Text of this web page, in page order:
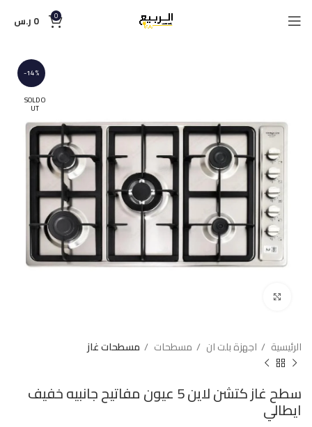
0
0 ر.س
-14%
SOLD O
UT
الرئيسية اجهزة بلت ان مسطحات مسطحات غاز
سطح غاز كتشن لاين 5 عيون مفاتيح جانبيه خفيف
ايطالي